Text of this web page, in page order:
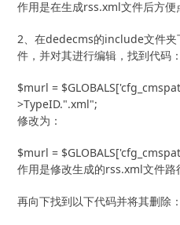
作用是在生成rss.xml文件后方便
2、在dedecms的include文件
件，并对其进行编辑，找到代码：
$murl =
>TypeID.".xml";
修改为：
$murl =
作用是修改生成的rss.xml文件
再向下找到以下代码并将其删除：